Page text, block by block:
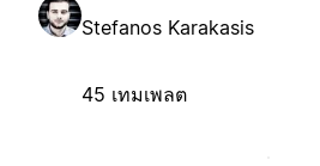
Stefanos Karakasis
45 เทมเพลต